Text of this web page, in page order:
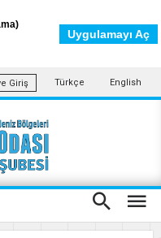
Giriş Türkçe English
Uygulamayı Aç